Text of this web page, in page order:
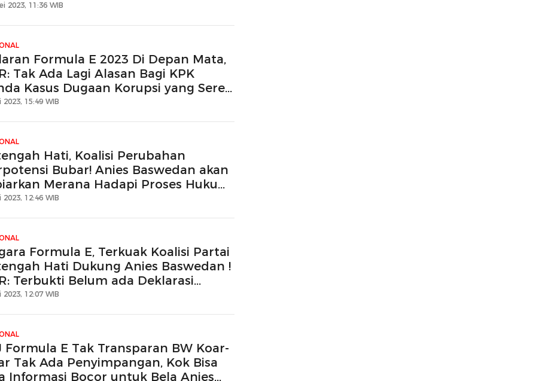
2023, 11:36 WIB
Formula E 2023 Di Depan Mata,
Tak Ada Lagi Alasan Bagi KPK
Kasus Dugaan Korupsi yang Seret
Anies
2023, 15:49 WIB
Hati, Koalisi Perubahan
Bubar! Anies Baswedan akan
Merana Hadapi Proses Hukum
E di KPK
2023, 12:46 WIB
Formula E, Terkuak Koalisi Partai
Hati Dukung Anies Baswedan !
Terbukti Belum ada Deklarasi
2023, 12:07 WIB
Formula E Tak Transparan BW Koar-
Tak Ada Penyimpangan, Kok Bisa
Informasi Bocor untuk Bela Anies